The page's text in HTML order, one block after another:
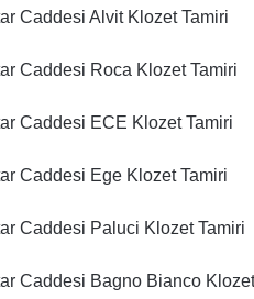
Caddesi Alvit Klozet Tamiri
Caddesi Roca Klozet Tamiri
Caddesi ECE Klozet Tamiri
Caddesi Ege Klozet Tamiri
Caddesi Paluci Klozet Tamiri
Caddesi Bagno Bianco